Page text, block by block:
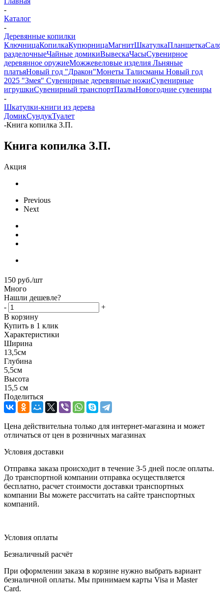
-
Каталог
-
Деревянные копилки
КлючницаКопилкаКупюрницаМагнитШкатулкаПланшетка
разделочныеЧайные домикиВывескаЧасыСувенирное
деревянное оружиеМожжевеловые изделия Льняные
платьяНовый год "Дракон"Монеты Талисманы Новый год
2025 "Змея" Сувенирные деревянные ножиСувенирные
игрушкиСувенирный транспортПазлыНовогодние сувениры
-
Шкатулки-книги из дерева
ДомикСундукТуалет
-Книга копилка З.П.
Книга копилка З.П.
Акция
Previous
Next
150 руб./шт
Много
Нашли дешевле?
-
+
В корзину
Купить в 1 клик
Характеристики
Ширина
13,5см
Глубина
5,5см
Высота
15,5 см
Поделиться
Цена действительна только для интернет-магазина и может
отличаться от цен в розничных магазинах
Условия доставки
Отправка заказа происходит в течение 3-5 дней после оплаты.
До транспортной компании отправка осуществляется
бесплатно, расчет стоимости доставки транспортных
компании Вы можете рассчитать на сайте транспортных
компаний.
Условия оплаты
Безналичный расчёт
При оформлении заказа в корзине нужно выбрать вариант
безналичной оплаты. Мы принимаем карты Visa и Master
Card.